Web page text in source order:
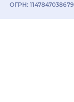
ОГРН: 1147847038679